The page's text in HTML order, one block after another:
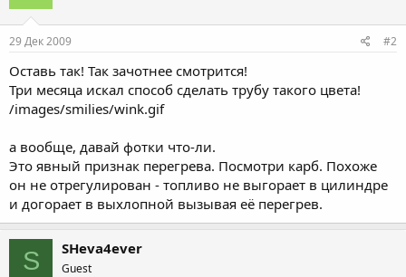
29 Дек 2009 #2
Оставь так! Так зачотнее смотрится!
Три месяца искал способ сделать трубу такого цвета!
/images/smilies/wink.gif
а вообще, давай фотки что-ли.
Это явный признак перегрева. Посмотри карб. Похоже
он не отрегулирован - топливо не выгорает в цилиндре
и догорает в выхлопной вызывая её перегрев.
S SHeva4ever
Guest